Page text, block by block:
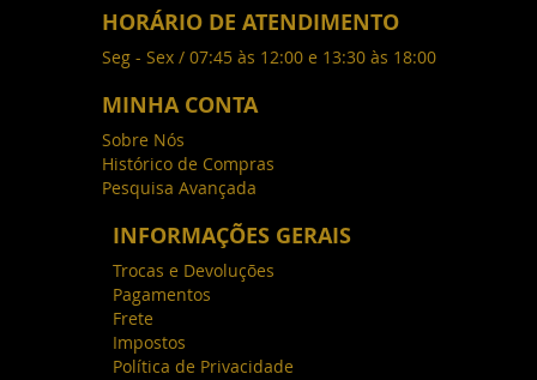
HORÁRIO DE ATENDIMENTO
Seg - Sex / 07:45 às 12:00 e 13:30 às 18:00
MINHA CONTA
Sobre Nós
Histórico de Compras
Pesquisa Avançada
INFORMAÇÕES GERAIS
Trocas e Devoluções
Pagamentos
Frete
Impostos
Política de Privacidade